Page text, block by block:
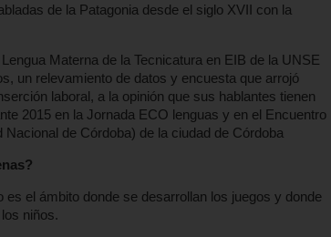
de la Patagonia desde el siglo XVII con la
Materna de la Tecnicatura en EIB de la UNSE
un relevamiento de datos y encuesta que arrojó
laboral, a la opinión que sus hablantes tienen
2015 en la Jornada ECO lenguas y en el Encuentro
de Córdoba) de la ciudad de Córdoba
el ámbito donde se desarrollan los juegos y donde
niños.